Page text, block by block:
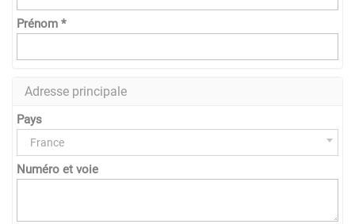
Prénom *
Adresse principale
Pays
France
Numéro et voie